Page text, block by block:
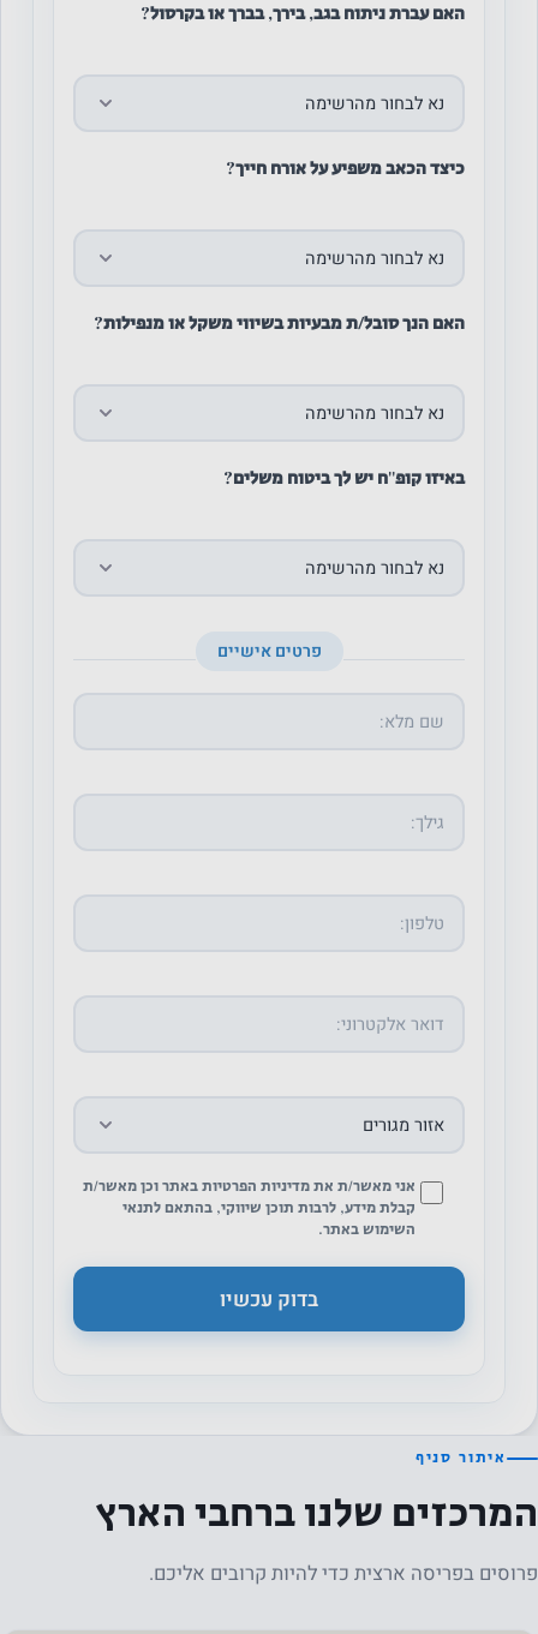
האם עברת ניתוח בגב, בירך, בברך או בקרסול?
כיצד הכאב משפיע על אורח חייך?
האם הנך סובל/ת מבעיות בשיווי משקל או מנפילות?
באיזו קופ''ח יש לך ביטוח משלים?
פרטים אישיים
אני מאשר/ת את מדיניות הפרטיות באתר וכן מאשר/ת
קבלת מידע, לרבות תוכן שיווקי, בהתאם לתנאי
השימוש באתר.
איתור סניף
המרכזים שלנו ברחבי הארץ
פרוסים בפריסה ארצית כדי להיות קרובים אליכם.